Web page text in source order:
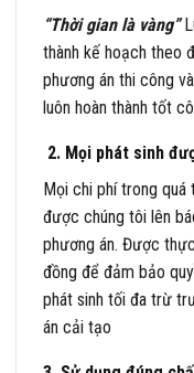
“Thời gian là vàng”
thành kế hoạch theo
phương án thi công
luôn hoàn thành tốt
2. Mọi phát sinh
Mọi chi phí trong
được chúng tôi lên
phương án. Được
đồng để đảm bảo
phát sinh tối đa trừ
án cải tạo